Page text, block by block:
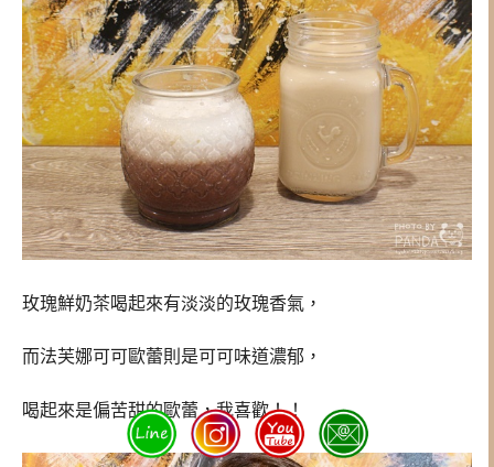
玫瑰鮮奶茶喝起來有淡淡的玫瑰香氣，
而法芙娜可可歐蕾則是可可味道濃郁，
喝起來是偏苦甜的歐蕾，我喜歡！！